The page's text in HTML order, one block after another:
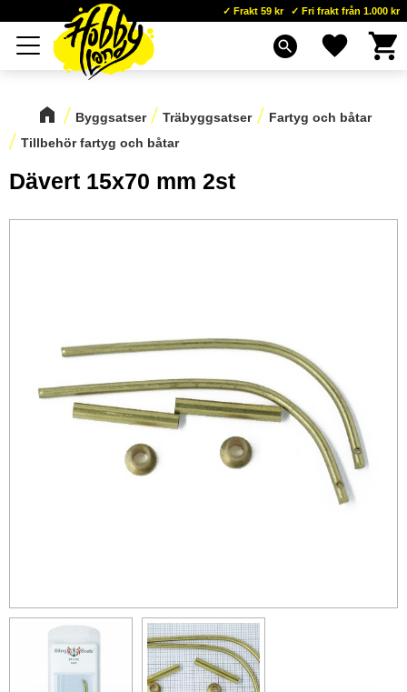
Meny
Frakt 59 kr Fri frakt från 1.000 kr
search Favoriter
Byggsatser Träbyggsatser
Fartyg och båtar
Tillbehör fartyg och båtar
Dävert 15x70 mm 2st